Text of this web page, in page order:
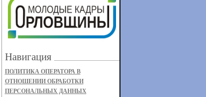
Навигация
ПОЛИТИКА ОПЕРАТОРА В
ОТНОШЕНИИ ОБРАБОТКИ
ПЕРСОНАЛЬНЫХ ДАННЫХ